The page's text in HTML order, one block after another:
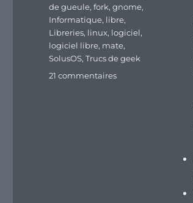
de gueule,fork,gnome,
Informatique, libre,
Libreries, linux, logiciel,
logiciel libre, mate,
SolusOS,Trucs de geek
21 commentairessur